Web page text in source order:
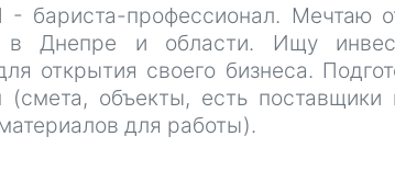
- бариста-профессионал. Мечтаю
Днепре и области. Ищу
открытия своего бизнеса.
(смета, объекты, есть поставщики
для работы).